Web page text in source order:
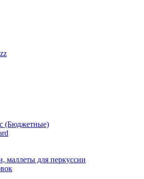
(Бюджетные)
маллеты для перкуссии